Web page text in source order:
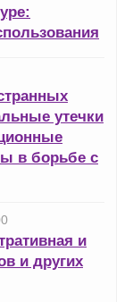
утечки
в борьбе с
и
и других